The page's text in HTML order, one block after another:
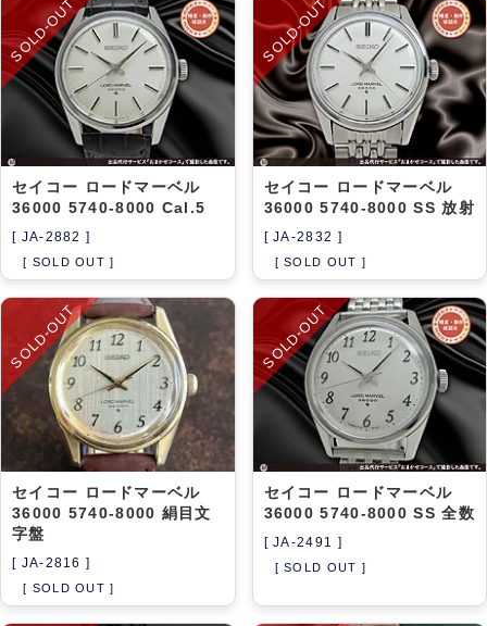
SOLD-OUT
セイコー ロードマーベル
36000 5740-8000 Cal.5
[ JA-2882 ]
[ SOLD OUT ]
SOLD-OUT
セイコー ロードマーベル
36000 5740-8000 SS 放射
[ JA-2832 ]
[ SOLD OUT ]
SOLD-OUT
セイコー ロードマーベル
36000 5740-8000 絹目文
字盤
[ JA-2816 ]
[ SOLD OUT ]
SOLD-OUT
セイコー ロードマーベル
36000 5740-8000 SS 全数
[ JA-2491 ]
[ SOLD OUT ]